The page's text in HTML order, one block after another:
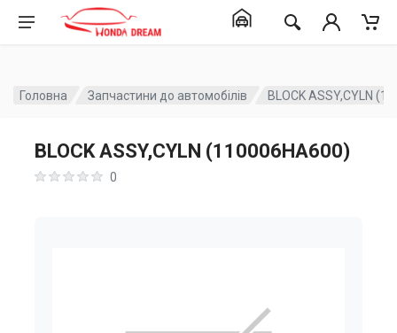
Головна Запчастини до автомобілів BLOCK ASSY,CYLN
BLOCK ASSY,CYLN (110006HA600)
0